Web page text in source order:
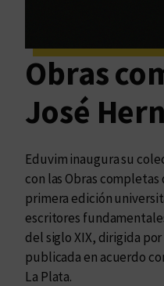
Obras
José
Eduvim inaugura su
con las Obras
primera edición
escritores
del siglo XIX, dirigida
publicada en acuerdo
La Plata.